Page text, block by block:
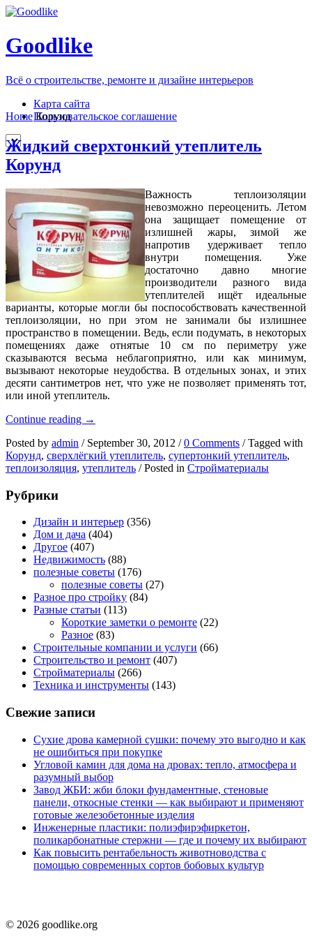
Goodlike
Всё о строительстве, ремонте и дизайне интерьеров
Карта сайта
Пользовательское соглашение
Home Корунд
Жидкий сверхтонкий утеплитель
Корунд
Важность теплоизоляции
невозможно переоценить. Летом
она защищает помещение от
излишней жары, зимой же
напротив удерживает тепло
внутри помещения. Уже
достаточно давно многие
производители разного вида
утеплителей ищёт идеальные
варианты, которые могли бы поспособствовать качественной
теплоизоляции, но при этом не занимали бы излишнее
пространство в помещении. Ведь, если подумать, в некоторых
помещениях даже отнятые 10 см по периметру уже
сказываются весьма неблагоприятно, или как минимум,
вызывают некоторые неудобства. В отдельных зонах, и этих
десяти сантиметров нет, что уже не позволяет применять тот,
или иной утеплитель.
Continue reading Жидкий
утеплитель
Корунд
→
Posted by admin / September 30, 2012 / 0 Comments / Tagged with
Корунд, сверхлёгкий утеплитель, супертонкий утеплитель,
теплоизоляция, утеплитель / Posted in Стройматериалы
Рубрики
Дизайн и интерьер (356)
Дом и дача (404)
Другое (407)
Недвижимость (88)
полезные советы (176)
полезные советы (27)
Разное про стройку (84)
Разные статьи (113)
Короткие заметки о ремонте (22)
Разное (83)
Строительные компании и услуги (66)
Строительство и ремонт (407)
Стройматериалы (266)
Техника и инструменты (143)
Свежие записи
Сухие дрова камерной сушки: почему это выгодно и как
не ошибиться при покупке
Угловой камин для дома на дровах: тепло, атмосфера и
разумный выбор
Завод ЖБИ: жби блоки фундаментные, стеновые
панели, откосные стенки — как выбирают и применяют
готовые железобетонные изделия
Инженерные пластики: полиэфирэфиркетон,
поликарбонатные стержни — где и почему их выбирают
Как повысить рентабельность животноводства с
помощью современных сортов бобовых культур
© 2026 goodlike.org